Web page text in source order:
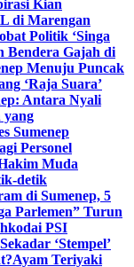
Kian
di Marengan
Politik ‘Singa
Bendera Gajah di
Menuju Puncak
‘Raja Suara’
Antara Nyali
yang
Sumenep
Personel
Muda
detik
di Sumenep, 5
Parlemen” Turun
PSI
‘Stempel’
Ayam Teriyaki